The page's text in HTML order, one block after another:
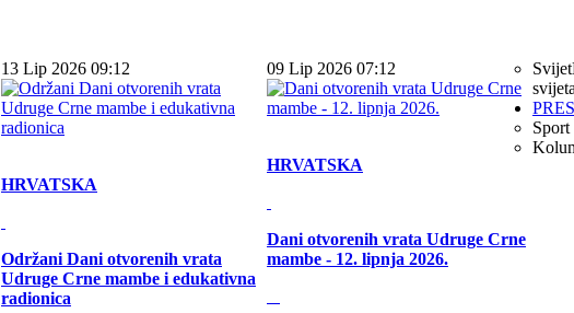
13 Lip 2026 09:12
HRVATSKA
Održani Dani otvorenih vrata
Udruge Crne mambe i edukativna
radionica
09 Lip 2026 07:12
HRVATSKA
Dani otvorenih vrata Udruge Crne
mambe - 12. lipnja 2026.
Svijet
svijeta
Sport